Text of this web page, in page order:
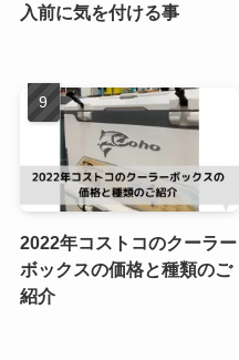
入前に気を付ける事
2022年コストコのクーラー
ボックスの価格と種類のご
紹介